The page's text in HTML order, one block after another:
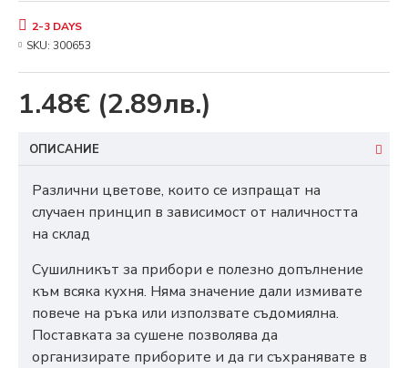
1.48€ (2.89лв.)
2-3 DAYS
SKU: 300653
ОПИСАНИЕ
Различни цветове, които се изпращат на
случаен принцип в зависимост от наличността
на склад
Сушилникът за прибори е полезно допълнение
към всяка кухня. Няма значение дали измивате
повече на ръка или използвате съдомиялна.
Поставката за сушене позволява да
организирате приборите и да ги съхранявате в